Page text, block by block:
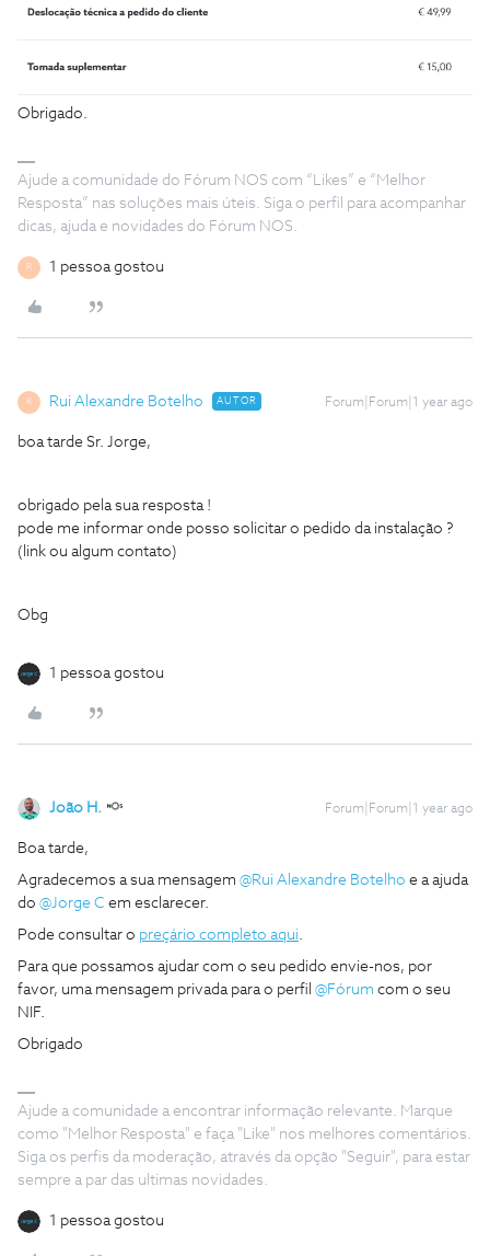
Obrigado.
Ajude a comunidade do Fórum NOS com “Likes” e “Melhor
Resposta” nas soluções mais úteis. Siga o perfil para acompanhar
dicas, ajuda e novidades do Fórum NOS.
R 1 pessoa gostou
R Rui Alexandre Botelho AUTOR Forum|Forum|1 year ago
boa tarde Sr. Jorge,
obrigado pela sua resposta !
pode me informar onde posso solicitar o pedido da instalação ?
(link ou algum contato)
Obg
1 pessoa gostou
João H. Forum|Forum|1 year ago
Boa tarde,
Agradecemos a sua mensagem @Rui Alexandre Botelho e a ajuda
do @Jorge C em esclarecer.
Pode consultar o preçário completo aqui
Para que possamos ajudar com o seu pedido envie-nos, por
favor, uma mensagem privada para o perfil @Fórum com o seu
NIF.
Obrigado
Ajude a comunidade a encontrar informação relevante. Marque
como "Melhor Resposta" e faça "Like" nos melhores comentários.
Siga os perfis da moderação, através da opção "Seguir", para estar
sempre a par das ultimas novidades.
1 pessoa gostou